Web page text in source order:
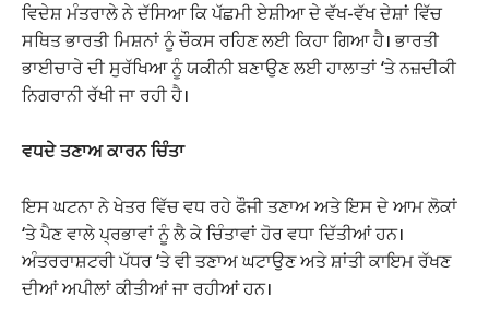
ਵਿਦੇਸ਼ ਮੰਤਰਾਲੇ ਨੇ ਦੱਸਿਆ ਕਿ ਪੱਛਮੀ ਏਸ਼ੀਆ ਦੇ ਵੱਖ-ਵੱਖ ਦੇਸ਼ਾਂ ਵਿੱਚ
ਸਥਿਤ ਭਾਰਤੀ ਮਿਸ਼ਨਾਂ ਨੂੰ ਚੌਕਸ ਰਹਿਣ ਲਈ ਕਿਹਾ ਗਿਆ ਹੈ। ਭਾਰਤੀ
ਭਾਈਚਾਰੇ ਦੀ ਸੁਰੱਖਿਆ ਨੂੰ ਯਕੀਨੀ ਬਣਾਉਣ ਲਈ ਹਾਲਾਤਾਂ ‘ਤੇ ਨਜ਼ਦੀਕੀ
ਨਿਗਰਾਨੀ ਰੱਖੀ ਜਾ ਰਹੀ ਹੈ।
ਵਧਦੇ ਤਣਾਅ ਕਾਰਨ ਚਿੰਤਾ
ਇਸ ਘਟਨਾ ਨੇ ਖੇਤਰ ਵਿੱਚ ਵਧ ਰਹੇ ਫੌਜੀ ਤਣਾਅ ਅਤੇ ਇਸ ਦੇ ਆਮ ਲੋਕਾਂ
‘ਤੇ ਪੈਣ ਵਾਲੇ ਪ੍ਰਭਾਵਾਂ ਨੂੰ ਲੈ ਕੇ ਚਿੰਤਾਵਾਂ ਹੋਰ ਵਧਾ ਦਿੱਤੀਆਂ ਹਨ।
ਅੰਤਰਰਾਸ਼ਟਰੀ ਪੱਧਰ ‘ਤੇ ਵੀ ਤਣਾਅ ਘਟਾਉਣ ਅਤੇ ਸ਼ਾਂਤੀ ਕਾਇਮ ਰੱਖਣ
ਦੀਆਂ ਅਪੀਲਾਂ ਕੀਤੀਆਂ ਜਾ ਰਹੀਆਂ ਹਨ।